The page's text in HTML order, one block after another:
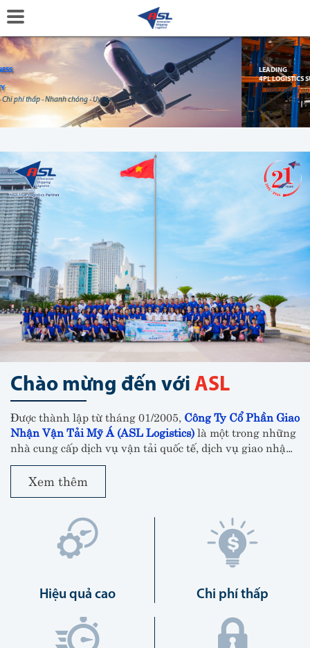
4PL LOGISTICS SUPPLY CHAIN MANAGEMENT SERVICE PROVIDER IN VIETNAM
Nhà cung cấp dịch vụ Quản trị chuỗi cung ứng 4PL logistics hàng đầu tại Việt Nam
Chào mừng đến với ASL
Được thành lập từ tháng 01/2005, Công Ty Cổ Phần Giao
Nhận Vận Tải Mỹ Á (ASL Logistics)là một trong những
nhà cung cấp dịch vụ vận tải quốc tế, dịch vụ giao nhận,
khai thuê hải quan và vận chuyển nội địa hàng đầu tại
Việt Nam.
Xem thêm
Hiệu quả cao Chi phí thấp